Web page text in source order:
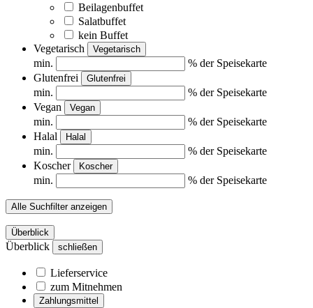
Beilagenbuffet
Salatbuffet
kein Buffet
Vegetarisch
Vegetarisch
min.
% der Speisekarte
Glutenfrei
Glutenfrei
min.
% der Speisekarte
Vegan
Vegan
min.
% der Speisekarte
Halal
Halal
min.
% der Speisekarte
Koscher
Koscher
min. % der Speisekarte
Alle Suchfilter anzeigen
Überblick
Überblick schließen
Lieferservice
zum Mitnehmen
Zahlungsmittel